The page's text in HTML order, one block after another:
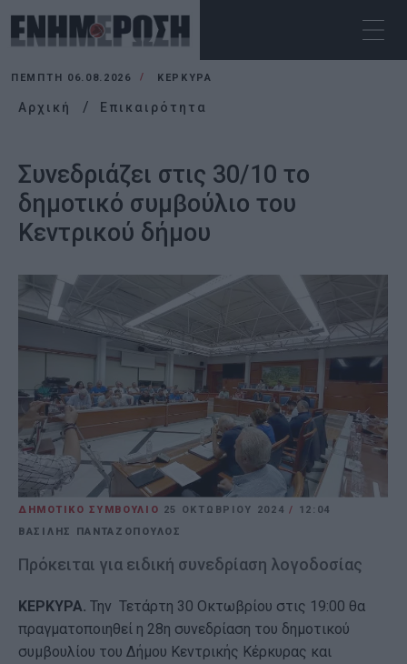
ΠΈΜΠΤΗ 06.08.2026 ΚΕΡΚΥΡΑ
Αρχική Επικαιρότητα
Συνεδριάζει στις 30/10 το
δημοτικό συμβούλιο του
Κεντρικού δήμου
ΔΗΜΟΤΙΚΟ ΣΥΜΒΟΥΛΙΟ 25 ΟΚΤΩΒΡΊΟΥ 2024/
12:04
ΒΑΣΙΛΗΣ ΠΑΝΤΑΖΟΠΟΥΛΟΣ
Πρόκειται για ειδική συνεδρίαση λογοδοσίας
ΚΕΡΚΥΡΑ. Την Τετάρτη 30 Οκτωβρίου στις 19:00 θα
πραγματοποιηθεί η 28η συνεδρίαση του δημοτικού
συμβουλίου του Δήμου Κεντρικής Κέρκυρας και